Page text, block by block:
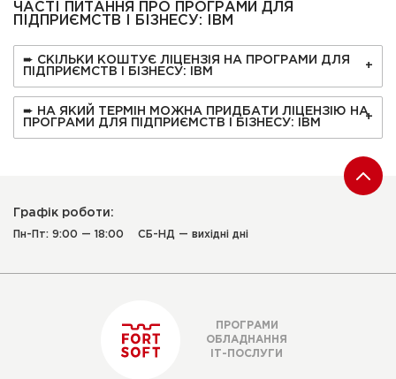
ЧАСТІ ПИТАННЯ ПРО ПРОГРАМИ ДЛЯ
ПІДПРИЄМСТВ І БІЗНЕСУ: IBM
➨ СКІЛЬКИ КОШТУЄ ЛІЦЕНЗІЯ НА ПРОГРАМИ ДЛЯ
ПІДПРИЄМСТВ І БІЗНЕСУ: IBM
➨ НА ЯКИЙ ТЕРМІН МОЖНА ПРИДБАТИ ЛІЦЕНЗІЮ НА
ПРОГРАМИ ДЛЯ ПІДПРИЄМСТВ І БІЗНЕСУ: IBM
Графік роботи:
Пн-Пт: 9:00 — 18:00 СБ-НД — вихідні дні
ПРОГРАМИ
ОБЛАДНАННЯ
ІТ-ПОСЛУГИ